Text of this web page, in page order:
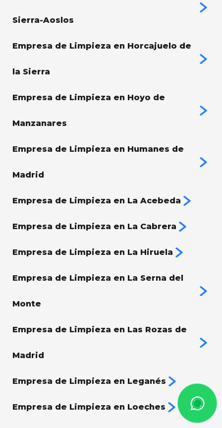
Sierra-Aoslos
Empresa de Limpieza en Horcajuelo de
la Sierra
Empresa de Limpieza en Hoyo de
Manzanares
Empresa de Limpieza en Humanes de
Madrid
Empresa de Limpieza en La Acebeda
Empresa de Limpieza en La Cabrera
Empresa de Limpieza en La Hiruela
Empresa de Limpieza en La Serna del
Monte
Empresa de Limpieza en Las Rozas de
Madrid
Empresa de Limpieza en Leganés
Empresa de Limpieza en Loeches